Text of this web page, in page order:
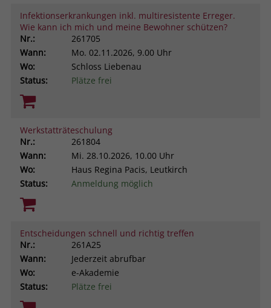
Infektionserkrankungen inkl. multiresistente Erreger.
Wie kann ich mich und meine Bewohner schützen?
Nr.:
261705
Wann:
Mo. 02.11.2026, 9.00 Uhr
Wo:
Schloss Liebenau
Status:
Plätze frei
Werkstatträteschulung
Nr.:
261804
Wann:
Mi. 28.10.2026, 10.00 Uhr
Wo:
Haus Regina Pacis, Leutkirch
Status:
Anmeldung möglich
Entscheidungen schnell und richtig treffen
Nr.:
261A25
Wann:
Jederzeit abrufbar
Wo:
e-Akademie
Status:
Plätze frei